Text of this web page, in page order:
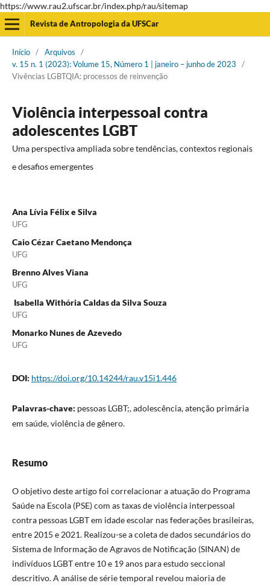
https://www.rau2.ufscar.br/index.php/rau/sitemap
Revista de Antropologia da UFSCar
Início / Arquivos
/
v. 15 n. 1 (2023): Volume 15, Número 1 | janeiro – junho de 2023
/
Vivências LGBTQIA: processos de reinvenção
Violência interpessoal contra
adolescentes LGBT
Uma perspectiva ampliada sobre tendências, contextos regionais
e desafios emergentes
Ana Lívia Félix e Silva
UFG
Caio Cézar Caetano Mendonça
UFG
Brenno Alves Viana
UFG
Isabella Withória Caldas da Silva Souza
UFG
Monarko Nunes de Azevedo
UFG
DOI: https://doi.org/10.14244/rau.v15i1.446
Palavras-chave: pessoas LGBT;, adolescência, atenção primária
em saúde, violência de gênero.
Resumo
O objetivo deste artigo foi correlacionar a atuação do Programa
Saúde na Escola (PSE) com as taxas de violência interpessoal
contra pessoas LGBT em idade escolar nas federações brasileiras,
entre 2015 e 2021. Realizou-se a coleta de dados secundários do
Sistema de Informação de Agravos de Notificação (SINAN) de
indivíduos LGBT entre 10 e 19 anos para estudo seccional
descritivo. A análise de série temporal revelou maioria de